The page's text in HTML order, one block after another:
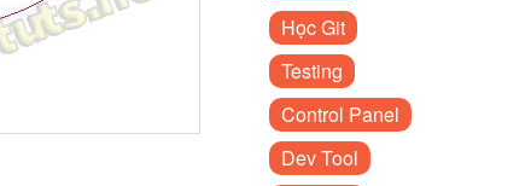
Học Git
Testing
Control Panel
Dev Tool